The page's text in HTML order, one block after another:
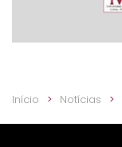
Início Notícias